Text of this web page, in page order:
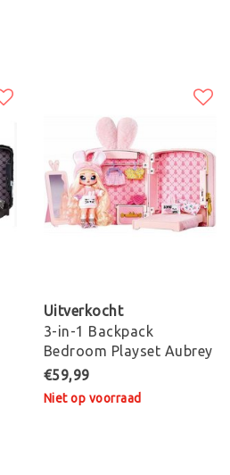
Uitverkocht
3-in-1 Backpack
Bedroom Playset Aubrey
Heart - Serie 1
€59,99
Niet op voorraad